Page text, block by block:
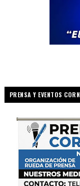
PRENSA Y EVENTOS